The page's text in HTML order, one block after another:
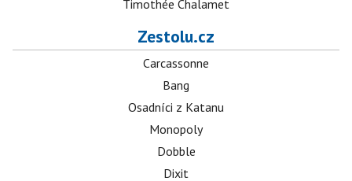
Timothée Chalamet
Zestolu.cz
Carcassonne
Bang
Osadníci z Katanu
Monopoly
Dobble
Dixit